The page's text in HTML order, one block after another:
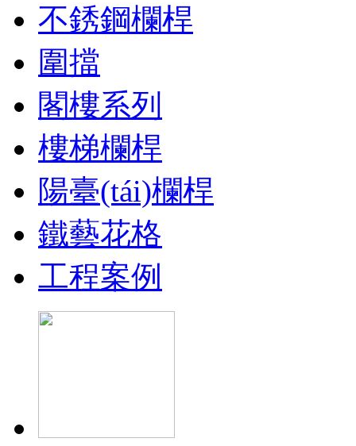
不銹鋼欄桿
圍擋
閣樓系列
樓梯欄桿
陽臺(tái)欄桿
鐵藝花格
工程案例